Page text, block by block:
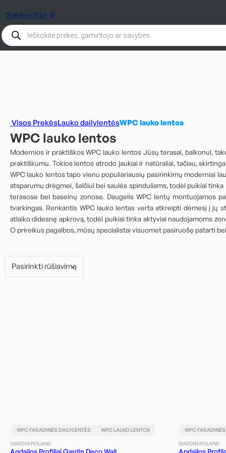
Products
search
Visos PrekėsLauko dailylentėsWPC lauko lentos
WPC lauko lentos
Modernios ir praktiškos WPC lauko lentos Jūsų terasai, balkonui,
praktiškumu. Tokios lentos atrodo jaukiai ir natūraliai, tačiau,
WPC lauko lentos tapo vienu populiariausių pasirinkimų moderniai
atsparumu drėgmei, šalčiui bei saulės spinduliams, todėl puikiai
terasose bei baseinų zonose. Daugelis WPC lentų montuojamos
tvarkingas. Renkantis WPC lauko lentas verta atkreipti dėmesį į jų
atlaiko didesnę apkrovą, todėl puikiai tinka aktyviai naudojamoms
O prireikus pagalbos, mūsų specialistai visuomet pasiruošę patarti
WPC FASADINĖS DAILYLENTĖS WPC LAUKO LENTOS
GARDIN POLAND
Apdailos Profiliai Gardin Deco Wall
WPC FASADINĖS
GARDIN POLAND
Apdailos